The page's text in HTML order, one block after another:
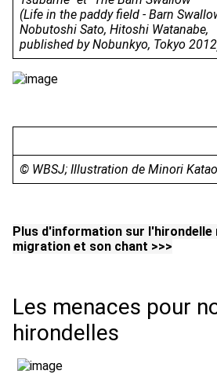
(Life in the paddy field - Barn
Nobutoshi Sato, Hitoshi Watanabe,
published by Nobunkyo, Tokyo
© WBSJ; Illustration de Minori
Plus d'information sur l'hirondelle
migration et son chant >>>
Les menaces pour
hirondelles